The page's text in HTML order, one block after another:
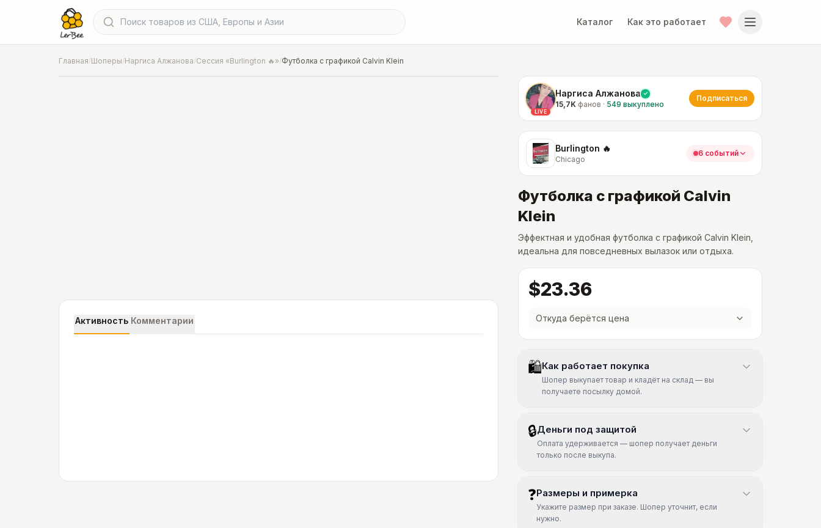
Каталог Как это работает
Главная/Шоперы/Наргиса Алжанова/Сессия «Burlington 🔥»/Футболка с графикой Calvin Klein
LIVE
Наргиса Алжанова
15,7K фанов · 549 выкуплено
Подписаться
Burlington 🔥
Chicago
6 событий
Футболка с графикой Calvin
Klein
Эффектная и удобная футболка с графикой Calvin Klein,
идеальна для повседневных вылазок или отдыха.
$23.36
Откуда берётся цена
🛍Как работает покупка
Шопер выкупает товар и кладёт на склад — вы
получаете посылку домой.
🔒Деньги под защитой
Оплата удерживается — шопер получает деньги
только после выкупа.
❓Размеры и примерка
Укажите размер при заказе. Шопер уточнит, если
нужно.
Активность Комментарии